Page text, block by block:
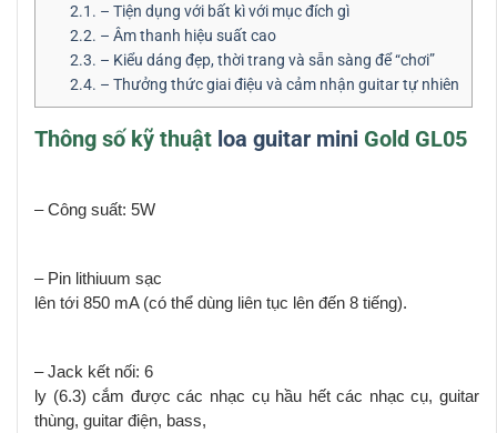
2.1. – Tiện dụng với bất kì với mục đích gì
2.2. – Âm thanh hiệu suất cao
2.3. – Kiểu dáng đẹp, thời trang và sẵn sàng để “chơi”
2.4. – Thưởng thức giai điệu và cảm nhận guitar tự nhiên
Thông số kỹ thuật loa guitar mini Gold GL05
– Công suất: 5W
– Pin lithiuum sạc
lên tới 850 mA (có thể dùng liên tục lên đến 8 tiếng).
– Jack kết nối: 6
ly (6.3) cắm được các nhạc cụ hầu hết các nhạc cụ, guitar
thùng, guitar điện, bass,